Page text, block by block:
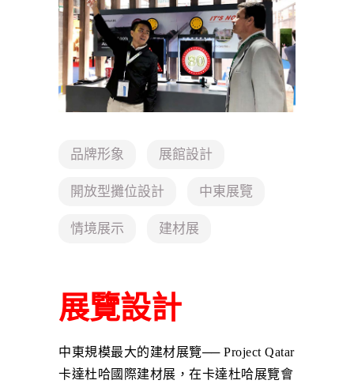
品牌形象 展館設計
開放型攤位設計 中東展覽
情境展示 建材展
展覽設計
中東規模最大的建材展覽── Project Qatar
卡達杜哈國際建材展，在卡達杜哈展覽會